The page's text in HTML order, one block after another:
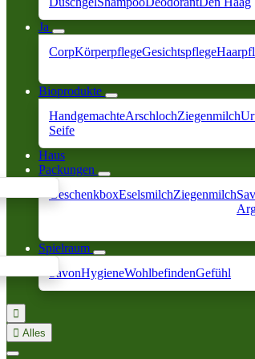
Ja
CorpKörperpflegeGesichtspflege
Bioprodukte
Handgemachte
Seife
ArschlochZiegenmilch
Haus
Packungen
GeschenkboxEselsmilchZiegenmilch
Spielraum
SavonHygieneWohlbefindenGefühl

 Alles